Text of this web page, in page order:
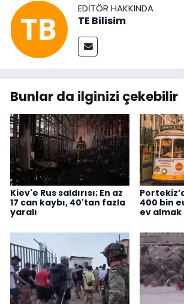
EDITÖR HAKKINDA
TE Bilisim
Bunlar da ilginizi çekebilir
Kiev'e Rus saldırısı; En az
17 can kaybı, 40'tan fazla
yaralı
400 bin
ev almak